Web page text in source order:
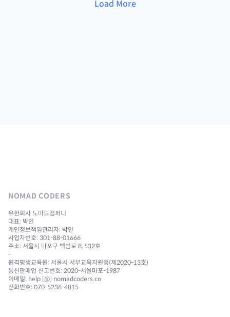
Load More
NOMAD CODERS
유한회사 노마드컴퍼니
대표: 박인
개인정보책임관리자: 박인
사업자번호: 301-88-01666
주소: 서울시 마포구 백범로 8, 532호
-
원격평생교육원: 서울시 서부교육지원청(제2020-13호)
통신판매업 신고번호: 2020-서울마포-1987
이메일: help [@] nomadcoders.co
전화번호: 070-5236-4815